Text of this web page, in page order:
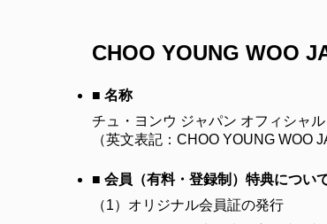
CHOO YOUNG WOO
■ 名称
チュ・ヨンウ ジャパン オフィシャ
（英文表記：CHOO YOUNG WOO
■ 会員（有料・登録制）特典につい
（1） オリジナル会員証の発行